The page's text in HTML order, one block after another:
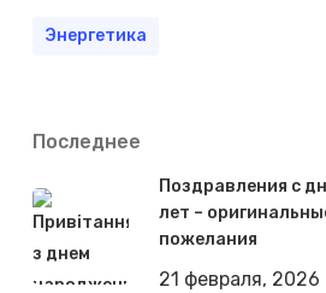
Энергетика
Последнее
Поздравления с
лет –
пожелания
21 февраля, 2026